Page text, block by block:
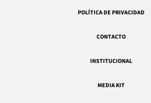
POLÍTICA DE PRIVACIDAD
CONTACTO
INSTITUCIONAL
MEDIA KIT